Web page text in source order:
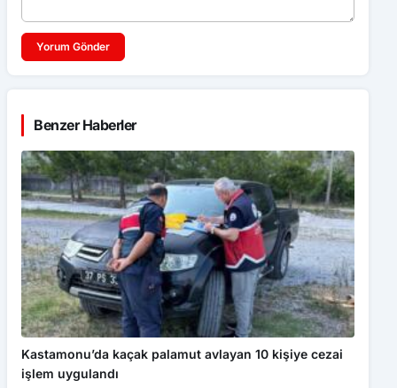
Yorum Gönder
Benzer Haberler
Kastamonu’da kaçak palamut avlayan 10 kişiye cezai
işlem uygulandı